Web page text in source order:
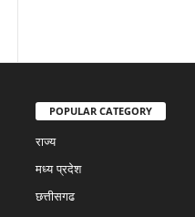
POPULAR CATEGORY
राज्य
मध्य प्रदेश
छत्तीसगढ